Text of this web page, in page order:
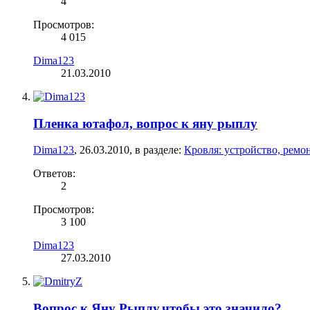
Просмотров:
4 015
Dima123
21.03.2010
Пленка ютафол, вопрос к яну рыплу
Dima123, 26.03.2010, в разделе: Кровля: устройство,
Ответов:
2
Просмотров:
3 100
Dima123
27.03.2010